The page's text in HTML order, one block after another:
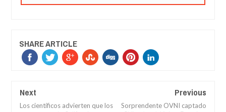
SHARE ARTICLE
Next
Los científicos advierten que los
Previous
Sorprendente OVNI captado